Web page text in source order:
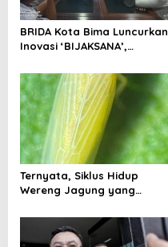
o
s
BRIDA Kota Bima Luncurkan
Inovasi ‘BIJAKSANA’,
Berbasis Stakeholder
Analisis
Ternyata, Siklus Hidup
Wereng Jagung yang
Bertahan Hingga 30 Hari